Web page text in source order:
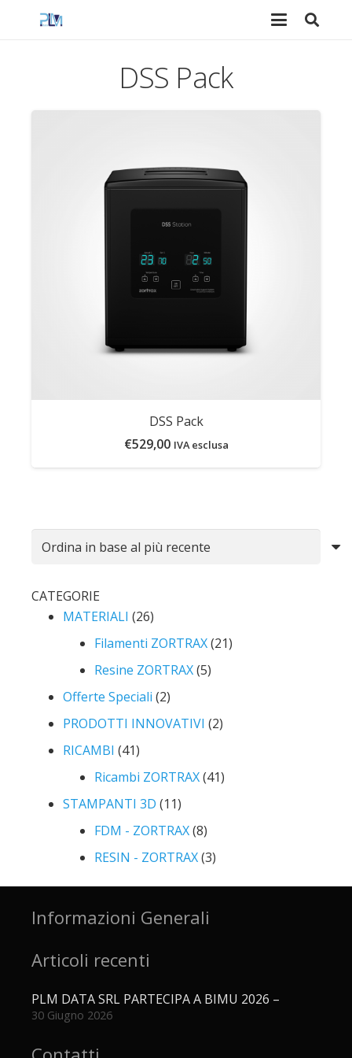
DSS Pack
DSS Pack
€529,00 IVA esclusa
CATEGORIE
MATERIALI (26)
Filamenti ZORTRAX(21)
Resine ZORTRAX(5)
Offerte Speciali (2)
PRODOTTI INNOVATIVI (2)
RICAMBI (41)
Ricambi ZORTRAX(41)
STAMPANTI 3D (11)
FDM - ZORTRAX(8)
RESIN - ZORTRAX(3)
Informazioni Generali
Articoli recenti
PLM DATA SRL PARTECIPA A BIMU 2026 –
30 Giugno 2026